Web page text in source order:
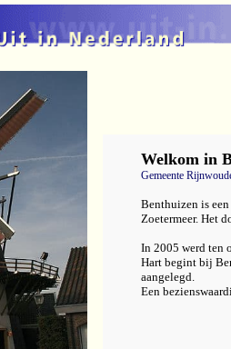
Welkom in
Gemeente
Benthuizen is
Zoetermeer. Het
In 2005 werd ten
Hart begint bij
aangelegd.
Een